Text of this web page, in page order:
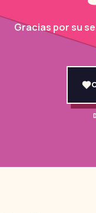
Gracias por su